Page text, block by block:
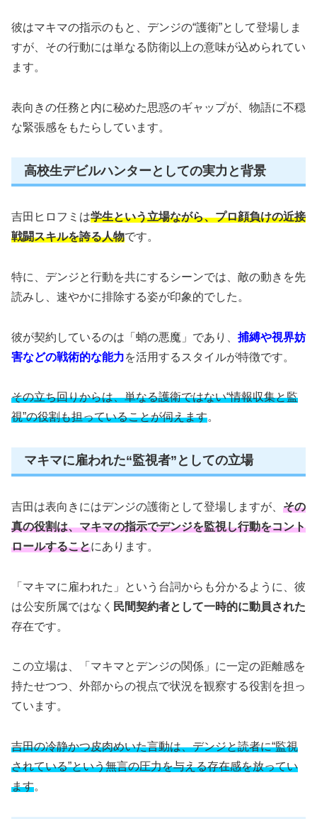
彼はマキマの指示のもと、デンジの“護衛”として登場しま
すが、その行動には単なる防衛以上の意味が込められてい
ます。
表向きの任務と内に秘めた思惑のギャップが、物語に不穏
な緊張感をもたらしています。
高校生デビルハンターとしての実力と背景
吉田ヒロフミは学生という立場ながら、プロ顔負けの近接
戦闘スキルを誇る人物です。
特に、デンジと行動を共にするシーンでは、敵の動きを先
読みし、速やかに排除する姿が印象的でした。
彼が契約しているのは「蛸の悪魔」であり、 捕縛や視界妨
害などの戦術的な能力を活用するスタイルが特徴です。
その立ち回りからは、単なる護衛ではない“情報収集と監
視”の役割も担っていることが伺えます。
マキマに雇われた“監視者”としての立場
吉田は表向きにはデンジの護衛として登場しますが、 その
真の役割は、マキマの指示でデンジを監視し行動をコント
ロールすることにあります。
「マキマに雇われた」という台詞からも分かるように、彼
は公安所属ではなく 民間契約者として一時的に動員された
存在です。
この立場は、「マキマとデンジの関係」に一定の距離感を
持たせつつ、外部からの視点で状況を観察する役割を担っ
ています。
吉田の冷静かつ皮肉めいた言動は、デンジと読者に“監視
されている”という無言の圧力を与える存在感を放ってい
ます。